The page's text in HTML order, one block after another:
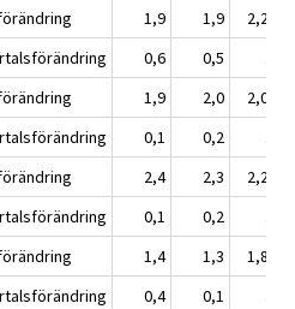
1,9 1,9
2,2
0,6 0,5
1,9 2,0
2,0
0,1 0,2
2,4 2,3
2,2
0,1 0,2
1,4 1,3
1,8
0,4 0,1